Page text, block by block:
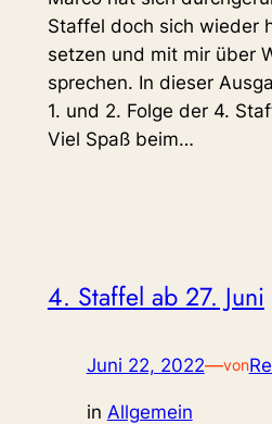
Staffel doch sich wieder
setzen und mit mir über
sprechen. In dieser
1. und 2. Folge der 4.
Viel Spaß beim…
4. Staffel ab 27. Juni
Juni 22, 2022—von
in Allgemein